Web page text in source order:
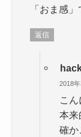
「おま感
返信
2018
こん
本来
確か